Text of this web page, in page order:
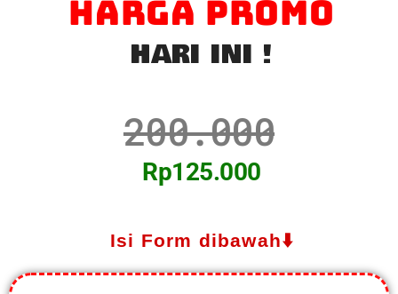
HARGA PROMO
HARI INI !
200.000
Rp125.000
Isi Form dibawah⬇️